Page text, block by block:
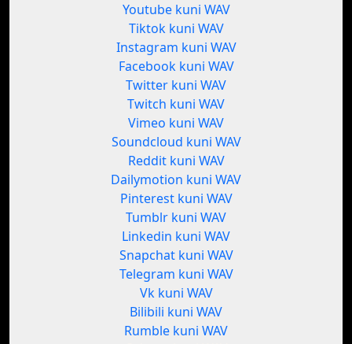
Youtube kuni WAV
Tiktok kuni WAV
Instagram kuni WAV
Facebook kuni WAV
Twitter kuni WAV
Twitch kuni WAV
Vimeo kuni WAV
Soundcloud kuni WAV
Reddit kuni WAV
Dailymotion kuni WAV
Pinterest kuni WAV
Tumblr kuni WAV
Linkedin kuni WAV
Snapchat kuni WAV
Telegram kuni WAV
Vk kuni WAV
Bilibili kuni WAV
Rumble kuni WAV